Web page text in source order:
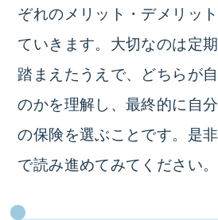
ぞれのメリット・デメリッ
ていきます。大切なのは定
踏まえたうえで、どちらが
のかを理解し、最終的に自
の保険を選ぶことです。是
で読み進めてみてください。